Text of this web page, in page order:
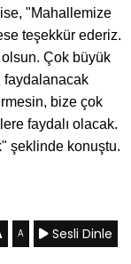
"Mahallemize
teşekkür ederiz.
olsun. Çok büyük
faydalanacak
bize çok
faydalı olacak.
şeklinde konuştu.
A Sesli Dinle